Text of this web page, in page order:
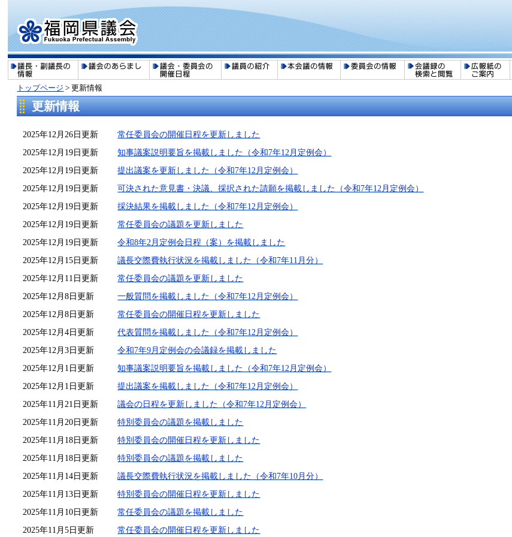
トップページ >更新情報
更新情報
2025年12月26日更新
常任委員会の開催日程を更新しました
2025年12月19日更新
知事議案説明要旨を掲載しました（令和7年12月定例会）
2025年12月19日更新
提出議案を更新しました（令和7年12月定例会）
2025年12月19日更新
可決された意見書・決議、採択された請願を掲載しました（令和7年12月定例会）
2025年12月19日更新
採決結果を掲載しました（令和7年12月定例会）
2025年12月19日更新
常任委員会の議題を更新しました
2025年12月19日更新
令和8年2月定例会日程（案）を掲載しました
2025年12月15日更新
議長交際費執行状況を掲載しました（令和7年11月分）
2025年12月11日更新
常任委員会の議題を更新しました
2025年12月8日更新
一般質問を掲載しました（令和7年12月定例会）
2025年12月8日更新
常任委員会の開催日程を更新しました
2025年12月4日更新
代表質問を掲載しました（令和7年12月定例会）
2025年12月3日更新
令和7年9月定例会の会議録を掲載しました
2025年12月1日更新
知事議案説明要旨を掲載しました（令和7年12月定例会）
2025年12月1日更新
提出議案を掲載しました（令和7年12月定例会）
2025年11月21日更新
議会の日程を更新しました（令和7年12月定例会）
2025年11月20日更新
特別委員会の議題を掲載しました
2025年11月18日更新
特別委員会の開催日程を更新しました
2025年11月18日更新
特別委員会の議題を掲載しました
2025年11月14日更新
議長交際費執行状況を掲載しました（令和7年10月分）
2025年11月13日更新
特別委員会の開催日程を更新しました
2025年11月10日更新
常任委員会の議題を掲載しました
2025年11月5日更新
常任委員会の開催日程を更新しました